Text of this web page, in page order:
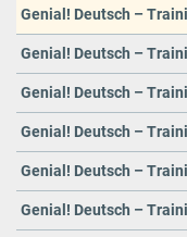
Genial! Deutsch –
Genial! Deutsch –
Genial! Deutsch –
Genial! Deutsch –
Genial! Deutsch –
Genial! Deutsch –